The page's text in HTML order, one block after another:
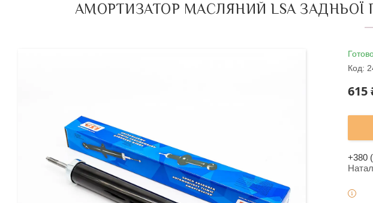
АМОРТИЗАТОР МАСЛЯНИЙ LSA ЗАДНЬОЇ
Код:
615
+380